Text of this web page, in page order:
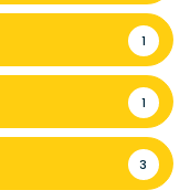
1
1
3